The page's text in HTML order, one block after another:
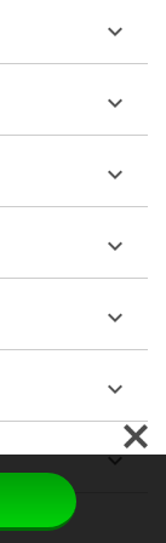
expand_more
expand_more
expand_more
expand_more
expand_more
expand_more
expand_more
採用情報